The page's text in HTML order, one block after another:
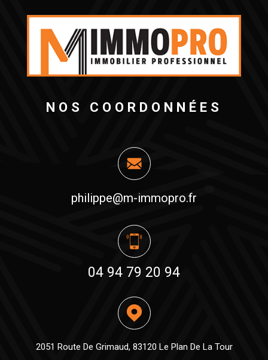
NOS COORDONNÉES
04 94 79 20 94
philippe@m-immopro.fr
2051 Route De Grimaud, 83120 Le Plan De La Tour